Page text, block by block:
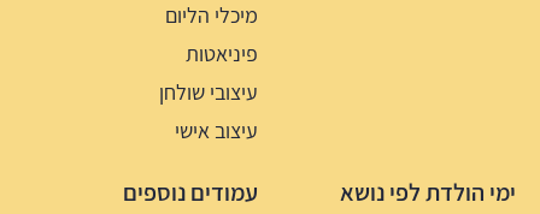
מיכלי הליום
פיניאטות
עיצובי שולחן
עיצוב אישי
ימי הולדת לפי נושא עמודים נוספים